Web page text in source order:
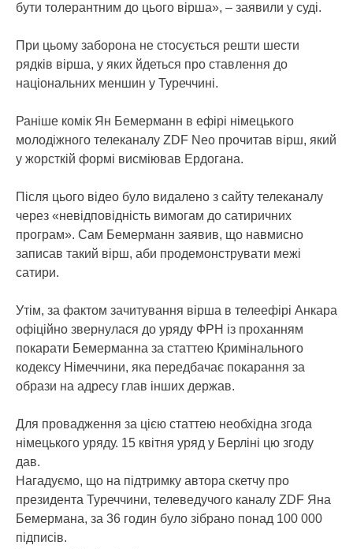
бути толерантним до цього вірша», – заявили у суді.
При цьому заборона не стосується решти шести
рядків вірша, у яких йдеться про ставлення до
національних меншин у Туреччині.
Раніше комік Ян Бемерманн в ефірі німецького
молодіжного телеканалу ZDF Neo прочитав вірш, який
у жорсткій формі висміював Ердогана.
Після цього відео було видалено з сайту телеканалу
через «невідповідність вимогам до сатиричних
програм». Сам Бемерманн заявив, що навмисно
записав такий вірш, аби продемонструвати межі
сатири.
Утім, за фактом зачитування вірша в телеефірі Анкара
офіційно звернулася до уряду ФРН із проханням
покарати Бемерманна за статтею Кримінального
кодексу Німеччини, яка передбачає покарання за
образи на адресу глав інших держав.
Для провадження за цією статтею необхідна згода
німецького уряду. 15 квітня уряд у Берліні цю згоду
дав.
Нагадуємо, що на підтримку автора скетчу про
президента Туреччини, телеведучого каналу ZDF Яна
Бемермана, за 36 годин було зібрано понад 100 000
підписів.